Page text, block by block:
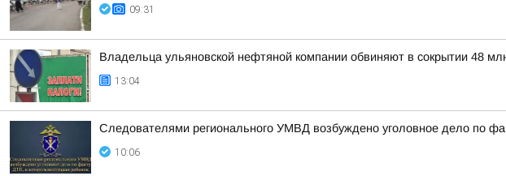
09:31
Владельца ульяновской нефтяной компании обвиняют в сокрытии 48
13:04
Следователями регионального УМВД возбуждено уголовное дело по
10:06